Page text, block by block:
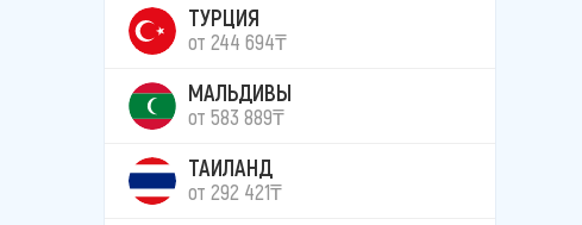
ТУРЦИЯ
от 244 694₸
МАЛЬДИВЫ
от 583 889₸
ТАИЛАНД
от 292 421₸